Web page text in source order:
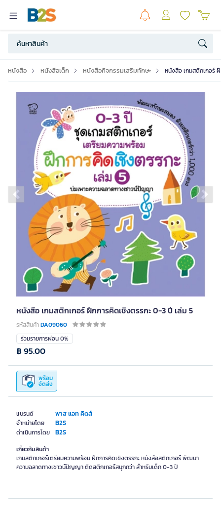
หนังสือ หนังสือเด็ก หนังสือกิจกรรมเสริมทักษะ หนังสือ เกมสติกเกอร์
Previous slide
หนังสือ เกมสติกเกอร์ ฝึกการคิดเชิงตรรกะ 0-3 ปี เล่ม 5
รหัสสินค้าDA09060
แบรนด์ พาส แอท คิดส์
จำหน่ายโดย B2S
ดำเนินการโดย B2S
ร่วมรายการผ่อน 0%
พร้อม
จัดส่ง
฿ 95.00
เกี่ยวกับสินค้า
เกมสติกเกอร์เตรียมความพร้อม ฝึกการคิดเชิงตรรกะ หนังสือสติกเกอร์ พัฒนา